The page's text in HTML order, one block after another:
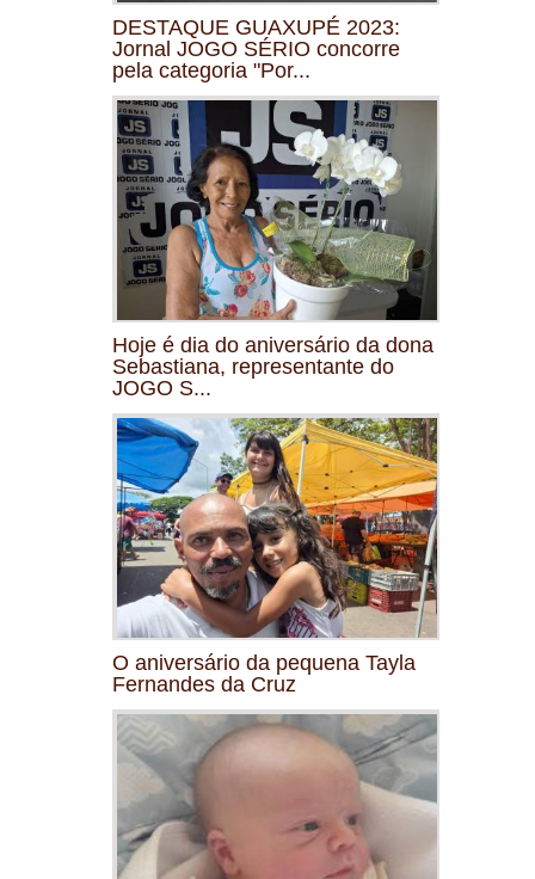
DESTAQUE GUAXUPÉ 2023:
Jornal JOGO SÉRIO concorre
pela categoria "Por...
Hoje é dia do aniversário da dona
Sebastiana, representante do
JOGO S...
O aniversário da pequena Tayla
Fernandes da Cruz